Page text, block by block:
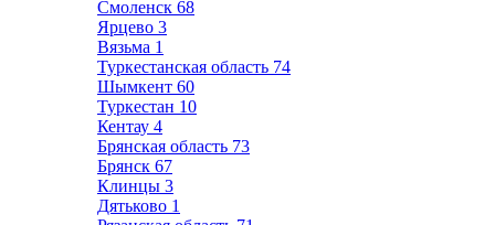
Смоленск 68
Ярцево 3
Вязьма 1
Туркестанская область 74
Шымкент 60
Туркестан 10
Кентау 4
Брянская область 73
Брянск 67
Клинцы 3
Дятьково 1